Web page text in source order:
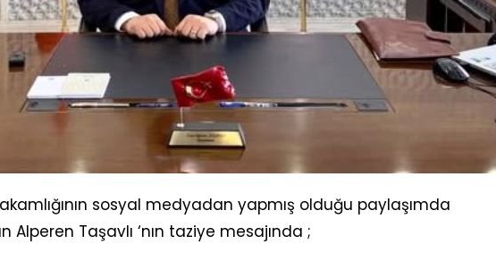
sosyal medyadan yapmış olduğu paylaşımda
Alperen Taşavlı ‘nın taziye mesajında ;